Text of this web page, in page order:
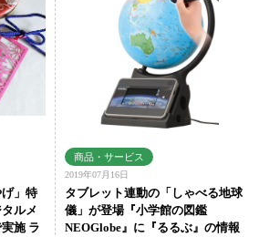
げ」特
ルメ
施 ラ
2019年07月16日
タブレット連動の「しゃべる地球
儀」が登場『小学館の図鑑
NEOGlobe』に『るるぶ』の情報